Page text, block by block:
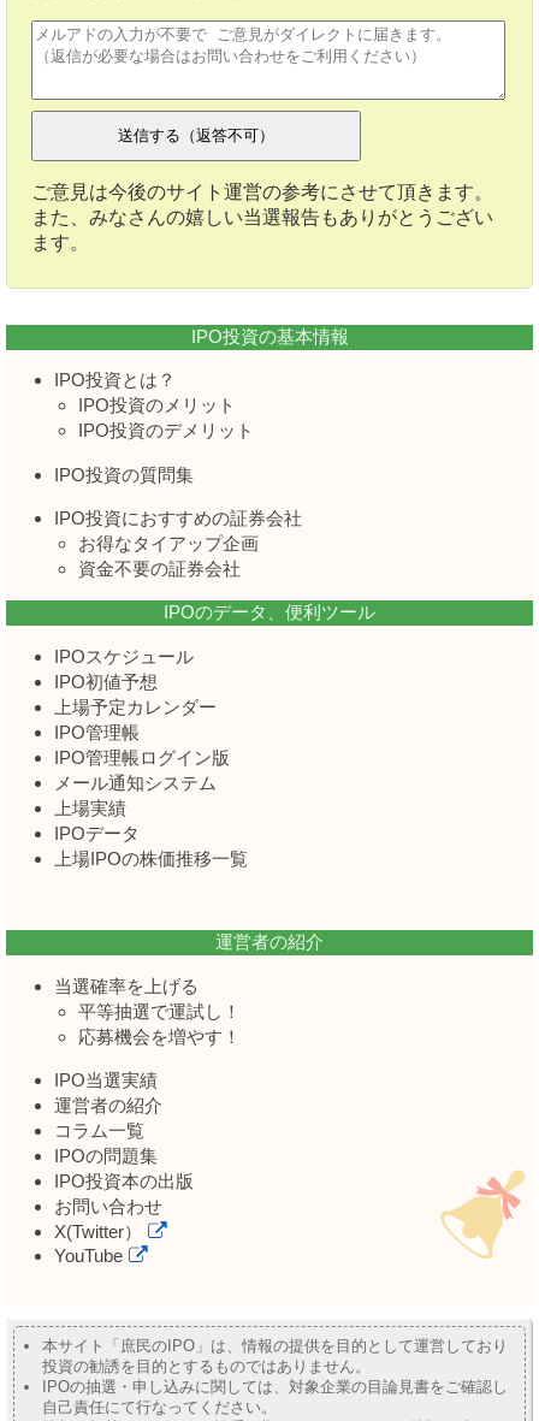
ご意見は今後のサイト運営の参考にさせて頂きます。
また、みなさんの嬉しい当選報告もありがとうござい
ます。
IPO投資の基本情報
IPO投資とは？
IPO投資のメリット
IPO投資のデメリット
IPO投資の質問集
IPO投資におすすめの証券会社
お得なタイアップ企画
資金不要の証券会社
IPOのデータ、便利ツール
IPOスケジュール
IPO初値予想
上場予定カレンダー
IPO管理帳
IPO管理帳ログイン版
メール通知システム
上場実績
IPOデータ
上場IPOの株価推移一覧
運営者の紹介
当選確率を上げる
平等抽選で運試し！
応募機会を増やす！
IPO当選実績
運営者の紹介
コラム一覧
IPOの問題集
IPO投資本の出版
お問い合わせ
X(Twitter）
YouTube
本サイト「庶民のIPO」は、情報の提供を目的として運営しており
投資の勧誘を目的とするものではありません。
IPOの抽選・申し込みに関しては、対象企業の目論見書をご確認し
自己責任にて行なってください。